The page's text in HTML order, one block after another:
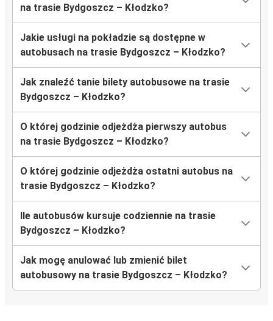
na trasie Bydgoszcz – Kłodzko?
Jakie usługi na pokładzie są dostępne w
autobusach na trasie Bydgoszcz – Kłodzko?
Jak znaleźć tanie bilety autobusowe na trasie
Bydgoszcz – Kłodzko?
O której godzinie odjeżdża pierwszy autobus
na trasie Bydgoszcz – Kłodzko?
O której godzinie odjeżdża ostatni autobus na
trasie Bydgoszcz – Kłodzko?
Ile autobusów kursuje codziennie na trasie
Bydgoszcz – Kłodzko?
Jak mogę anulować lub zmienić bilet
autobusowy na trasie Bydgoszcz – Kłodzko?